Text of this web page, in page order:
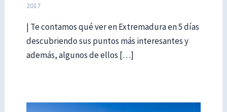
2017
| Te contamos qué ver en Extremadura en 5 días
descubriendo sus puntos más interesantes y
además, algunos de ellos […]